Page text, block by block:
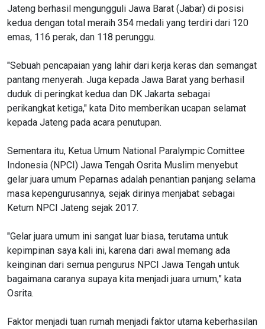
Jateng berhasil mengungguli Jawa Barat (Jabar) di posisi
kedua dengan total meraih 354 medali yang terdiri dari 120
emas, 116 perak, dan 118 perunggu.
"Sebuah pencapaian yang lahir dari kerja keras dan semangat
pantang menyerah. Juga kepada Jawa Barat yang berhasil
duduk di peringkat kedua dan DK Jakarta sebagai
perikangkat ketiga," kata Dito memberikan ucapan selamat
kepada Jateng pada acara penutupan.
Sementara itu, Ketua Umum National Paralympic Comittee
Indonesia (NPCI) Jawa Tengah Osrita Muslim menyebut
gelar juara umum Peparnas adalah penantian panjang selama
masa kepengurusannya, sejak dirinya menjabat sebagai
Ketum NPCI Jateng sejak 2017.
"Gelar juara umum ini sangat luar biasa, terutama untuk
kepimpinan saya kali ini, karena dari awal memang ada
keinginan dari semua pengurus NPCI Jawa Tengah untuk
bagaimana caranya supaya kita menjadi juara umum,” kata
Osrita.
Faktor menjadi tuan rumah menjadi faktor utama keberhasilan